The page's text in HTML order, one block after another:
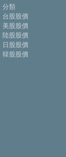
分類
台股股價
美股股價
陸股股價
日股股價
韓股股價